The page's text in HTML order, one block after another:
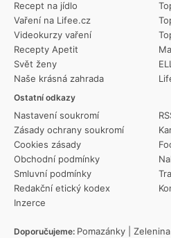
Recept na jídlo
Vaření na Lifee.cz
Videokurzy vaření
Recepty Apetit
Svět ženy
Naše krásná zahrada
Ostatní odkazy
Nastavení soukromí
Zásady ochrany soukromí
Cookies zásady
Obchodní podmínky
Smluvní podmínky
Redakční etický kodex
Inzerce
Doporučujeme: Pomazánky